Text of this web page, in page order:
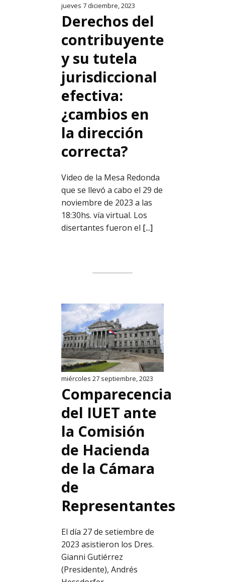
jueves 7 diciembre, 2023
Derechos del
contribuyente
y su tutela
jurisdiccional
efectiva:
¿cambios en
la dirección
correcta?
Video de la Mesa Redonda
que se llevó a cabo el 29 de
noviembre de 2023 a las
18:30hs. vía virtual. Los
disertantes fueron el [...]
miércoles 27 septiembre, 2023
Comparecencia
del IUET ante
la Comisión
de Hacienda
de la Cámara
de
Representantes
El día 27 de setiembre de
2023 asistieron los Dres.
Gianni Gutiérrez
(Presidente), Andrés